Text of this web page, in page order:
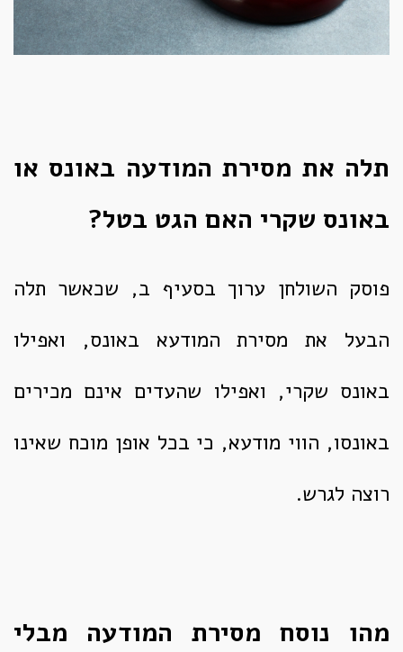
תלה את מסירת המודעה באונס או
באונס שקרי האם הגט בטל?
פוסק השולחן ערוך בסעיף ב, שכאשר תלה
הבעל את מסירת המודעא באונס, ואפילו
באונס שקרי, ואפילו שהעדים אינם מכירים
באונסו, הווי מודעא, כי בכל אופן מוכח שאינו
רוצה לגרש.
מהו נוסח מסירת המודעה מבלי